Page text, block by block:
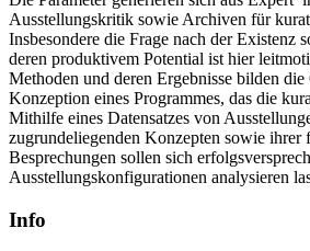
Ausstellungskritik sowie Archiven für
Insbesondere die Frage nach der Existenz
deren produktivem Potential ist hier
Methoden und deren Ergebnisse bilden
Konzeption eines Programmes, das die
Mithilfe eines Datensatzes von
zugrundeliegenden Konzepten sowie ihrer
Besprechungen sollen sich
Ausstellungskonfigurationen analysieren
Info